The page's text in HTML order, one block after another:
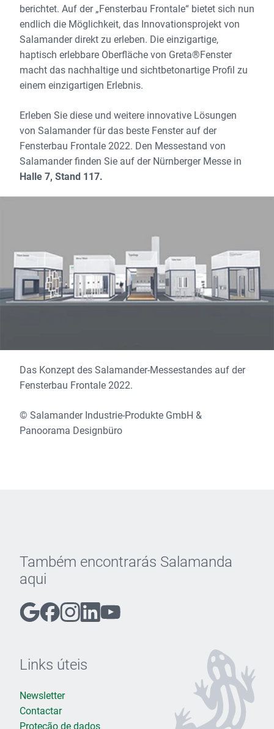
berichtet. Auf der „Fensterbau Frontale“ bietet sich nun
endlich die Möglichkeit, das Innovationsprojekt von
Salamander direkt zu erleben. Die einzigartige,
haptisch erlebbare Oberfläche von Greta®Fenster
macht das nachhaltige und sichtbetonartige Profil zu
einem einzigartigen Erlebnis.
Erleben Sie diese und weitere innovative Lösungen
von Salamander für das beste Fenster auf der
Fensterbau Frontale 2022. Den Messestand von
Salamander finden Sie auf der Nürnberger Messe in
Halle 7, Stand 117.
Das Konzept des Salamander-Messestandes auf der
Fensterbau Frontale 2022.
© Salamander Industrie-Produkte GmbH &
Panoorama Designbüro
Também encontrarás Salamanda
aqui
Links úteis
Newsletter
Contactar
Proteção de dados